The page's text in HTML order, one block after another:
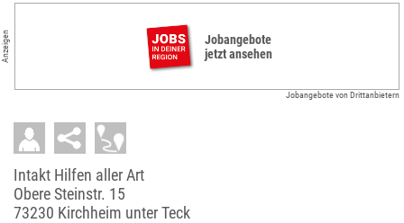
Anzeigen
Jobangebote
jetzt ansehen
Jobangebote von Drittanbietern
Intakt Hilfen aller Art
Obere Steinstr. 15
73230 Kirchheim unter Teck